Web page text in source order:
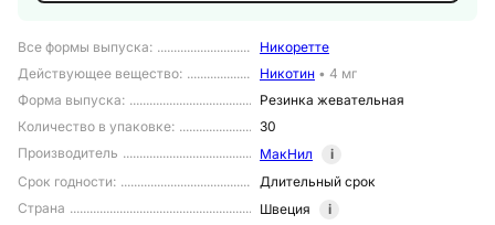
Все формы выпуска:
Никоретте
Действующее вещество: Никотин • 4 мг
Форма выпуска:
Резинка жевательная
Количество в упаковке:
30
Производитель
МакНил
i
Срок годности:
Длительный срок
Страна
Швеция i